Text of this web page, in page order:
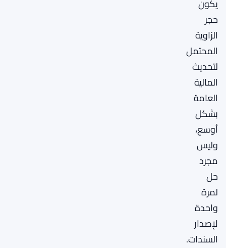
يكون
حجر
الزاوية
المحتمل
لتحديث
المالية
العامة
بشكل
أوسع،
وليس
مجرد
حل
لمرة
واحدة
لإصدار
السندات.